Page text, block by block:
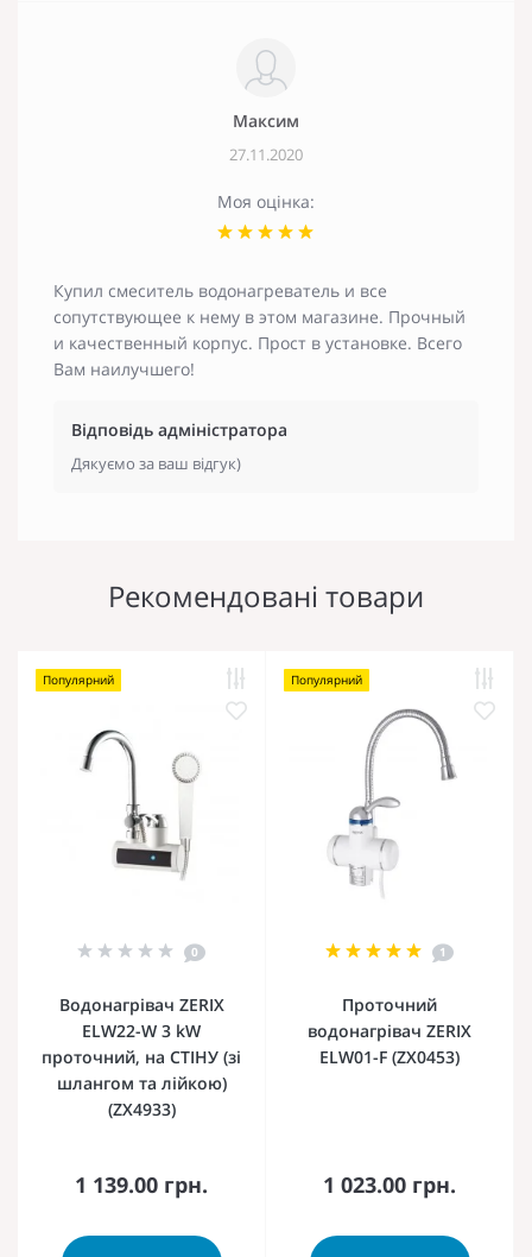
Максим
27.11.2020
Моя оцінка:
Купил смеситель водонагреватель и все
сопутствующее к нему в этом магазине. Прочный
и качественный корпус. Прост в установке. Всего
Вам наилучшего!
Відповідь адміністратора
Дякуємо за ваш відгук)
Рекомендовані товари
Популярний
0
Водонагрівач ZERIX
ELW22-W 3 kW
проточний, на СТІНУ (зі
шлангом та лійкою)
(ZX4933)
1 139.00 грн.
Популярний
1
Проточний
водонагрівач ZERIX
ELW01-F (ZX0453)
1 023.00 грн.